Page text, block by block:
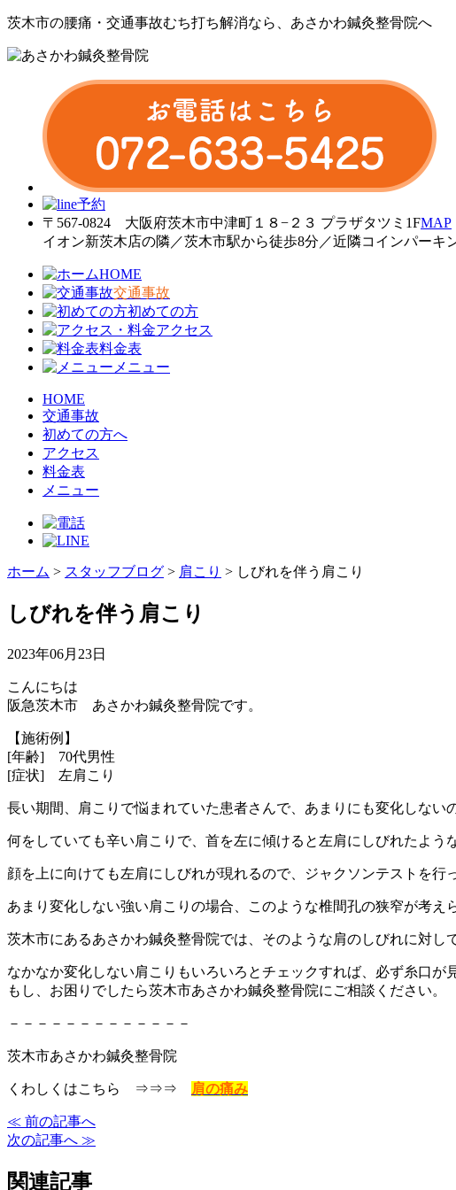
茨木市の腰痛・交通事故むち打ち解消なら、あさかわ鍼灸整骨院へ
〒567-0824 大阪府茨木市中津町１８−２３ プラザタツミ1FMAP
イオン新茨木店の隣／茨木市駅から徒歩8分／近隣コインパーキ
HOME
交通事故
初めての方
アクセス
料金表
メニュー
HOME
交通事故
初めての方へ
アクセス
料金表
メニュー
ホーム > スタッフブログ > 肩こり > しびれを伴う肩こり
しびれを伴う肩こり
2023年06月23日
こんにちは
阪急茨木市 あさかわ鍼灸整骨院です。
【施術例】
[年齢] 70代男性
[症状] 左肩こり
長い期間、肩こりで悩まれていた患者さんで、あまりにも変化しない
何をしていても辛い肩こりで、首を左に傾けると左肩にしびれたよう
顔を上に向けても左肩にしびれが現れるので、ジャクソンテストを行
あまり変化しない強い肩こりの場合、このような椎間孔の狭窄が考
茨木市にあるあさかわ鍼灸整骨院では、そのような肩のしびれに対し
なかなか変化しない肩こりもいろいろとチェックすれば、必ず糸口が
もし、お困りでしたら茨木市あさかわ鍼灸整骨院にご相談ください。
－－－－－－－－－－－－－
茨木市あさかわ鍼灸整骨院
くわしくはこちら ⇒⇒⇒ 肩の痛み
≪ 前の記事へ
次の記事へ ≫
関連記事